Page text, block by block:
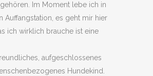
Im Moment lebe ich in
Auffangstation, es geht mir hier
ich wirklich brauche ist eine
aufgeschlossenes
Hundekind.